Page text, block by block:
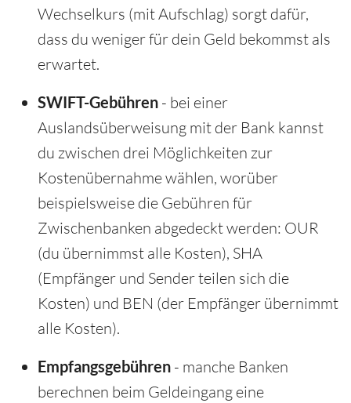
Wechselkurs (mit Aufschlag) sorgt dafür,
dass du weniger für dein Geld bekommst als
erwartet.
SWIFT-Gebühren - bei einer
Auslandsüberweisung mit der Bank kannst
du zwischen drei Möglichkeiten zur
Kostenübernahme wählen, worüber
beispielsweise die Gebühren für
Zwischenbanken abgedeckt werden: OUR
(du übernimmst alle Kosten), SHA
(Empfänger und Sender teilen sich die
Kosten) und BEN (der Empfänger übernimmt
alle Kosten).
Empfangsgebühren - manche Banken
berechnen beim Geldeingang eine